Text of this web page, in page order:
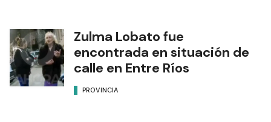
Zulma Lobato fue
encontrada en situación de
calle en Entre Ríos
PROVINCIA